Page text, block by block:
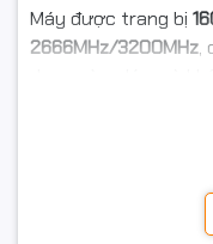
Máy được trang bị
2666MHz/3200MHz,
SSD 512GB